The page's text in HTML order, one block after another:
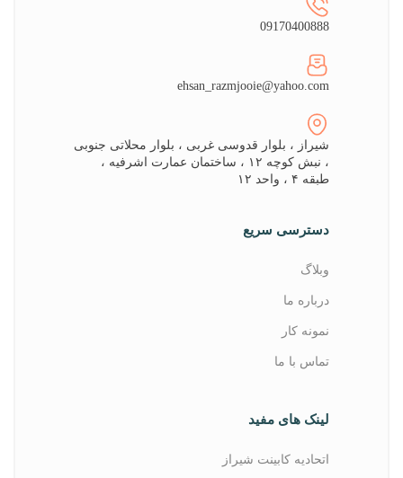
09170400888
ehsan_razmjooie@yahoo.com
شیراز ، بلوار قدوسی غربی ، بلوار محلاتی جنوبی
، نبش کوچه ۱۲ ، ساختمان عمارت اشرفیه ،
طبقه ۴ ، واحد ۱۲
دسترسی سریع
وبلاگ
درباره ما
نمونه کار
تماس با ما
لینک های مفید
اتحادیه کابینت شیراز